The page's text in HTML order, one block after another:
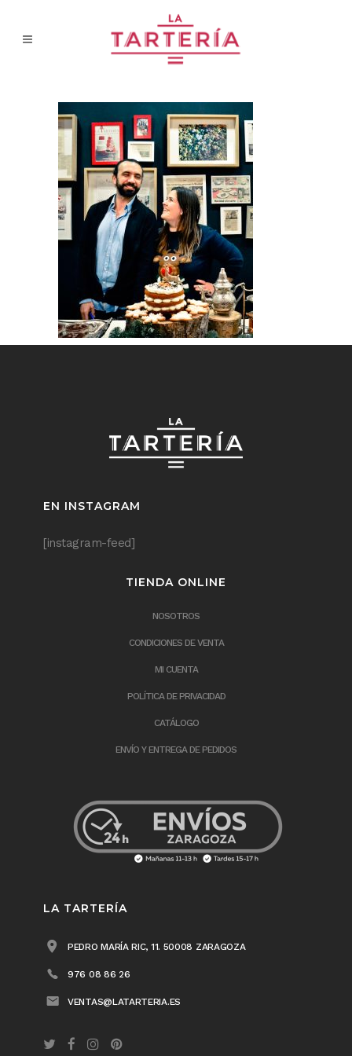
EN INSTAGRAM
[instagram-feed]
TIENDA ONLINE
NOSOTROS
CONDICIONES DE VENTA
MI CUENTA
POLÍTICA DE PRIVACIDAD
CATÁLOGO
ENVÍO Y ENTREGA DE PEDIDOS
LA TARTERÍA
PEDRO MARÍA RIC, 11. 50008 ZARAGOZA
976 08 86 26
VENTAS@LATARTERIA.ES